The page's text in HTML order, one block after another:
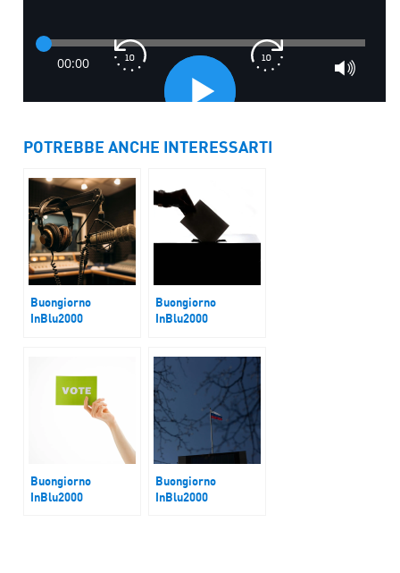
POTREBBE ANCHE INTERESSARTI
Buongiorno
InBlu2000
Buongiorno
InBlu2000
Buongiorno
InBlu2000
Buongiorno
InBlu2000